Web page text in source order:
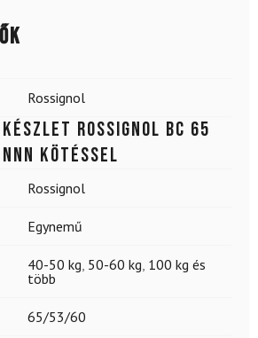
Rossignol
ROSSIGNOL BC 65
kötéssel
Rossignol
Egynemű
40-50 kg 50-60 kg 100 kg és
több
65/53/60